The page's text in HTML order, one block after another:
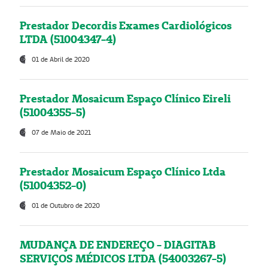
Prestador Decordis Exames Cardiológicos
LTDA (51004347-4)
01 de Abril de 2020
Prestador Mosaicum Espaço Clínico Eireli
(51004355-5)
07 de Maio de 2021
Prestador Mosaicum Espaço Clínico Ltda
(51004352-0)
01 de Outubro de 2020
MUDANÇA DE ENDEREÇO - DIAGITAB
SERVIÇOS MÉDICOS LTDA (54003267-5)